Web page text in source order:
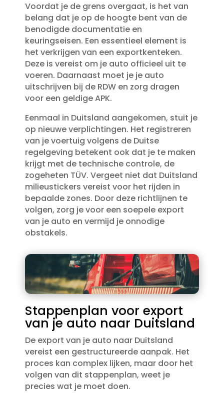
Voordat je de grens overgaat, is het van
belang dat je op de hoogte bent van de
benodigde documentatie en
keuringseisen.​ Een essentieel element is
het verkrijgen van een exportkenteken.​
Deze is vereist om je auto officieel uit te
voeren.​ Daarnaast moet je je auto
uitschrijven bij de RDW en zorg dragen
voor een geldige APK.​
Eenmaal in Duitsland aangekomen, stuit je
op nieuwe verplichtingen.​ Het registreren
van je voertuig volgens de Duitse
regelgeving betekent ook dat je te maken
krijgt met de technische controle, de
zogeheten TÜV.​ Vergeet niet dat Duitsland
milieustickers vereist voor het rijden in
bepaalde zones.​ Door deze richtlijnen te
volgen, zorg je voor een soepele export
van je auto en vermijd je onnodige
obstakels.​
Stappenplan voor export
van je auto naar Duitsland
De export van je auto naar Duitsland
vereist een gestructureerde aanpak.​ Het
proces kan complex lijken, maar door het
volgen van dit stappenplan, weet je
precies wat je moet doen.​